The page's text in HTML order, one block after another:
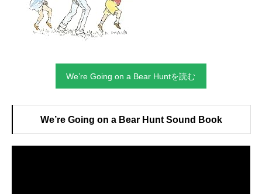
We’re Going on a Bear Huntを読む
We’re Going on a Bear Hunt Sound Book